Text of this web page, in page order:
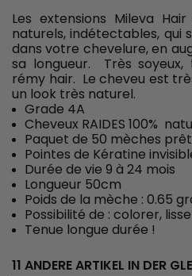
Les extensions Mileva
naturels, indétectables,
dans votre chevelure, en
sa longueur. Très soyeux,
rémy hair. Le cheveu est
un look très naturel.
Grade 4A
Cheveux RAIDES 100%
Paquet de 50 mèches
Pointes de Kératine
Durée de vie 9 à 24 mois
Longueur 50cm
Poids de la mèche : 0.65
Possibilité de : colorer,
Tenue longue durée !
11 ANDERE ARTIKEL IN DER